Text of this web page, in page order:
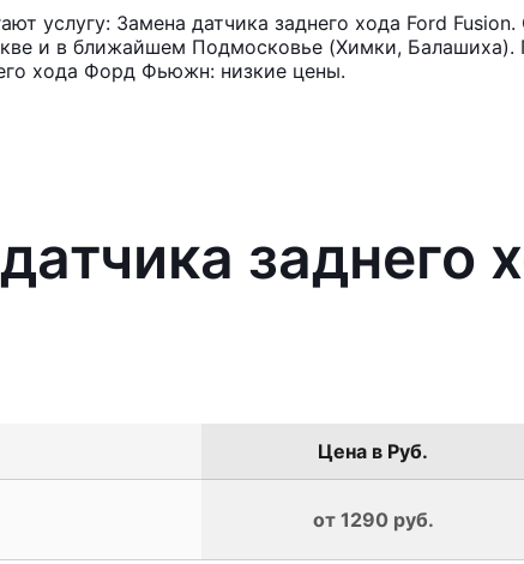
услугу: Замена датчика заднего хода Ford
и в ближайшем Подмосковье (Химки, Балашиха).
хода Форд Фьюжн: низкие цены.
заднего
Цена в Руб.
от 1290 руб.